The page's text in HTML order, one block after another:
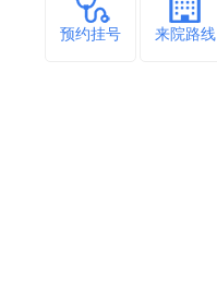
预约挂号 来院路线